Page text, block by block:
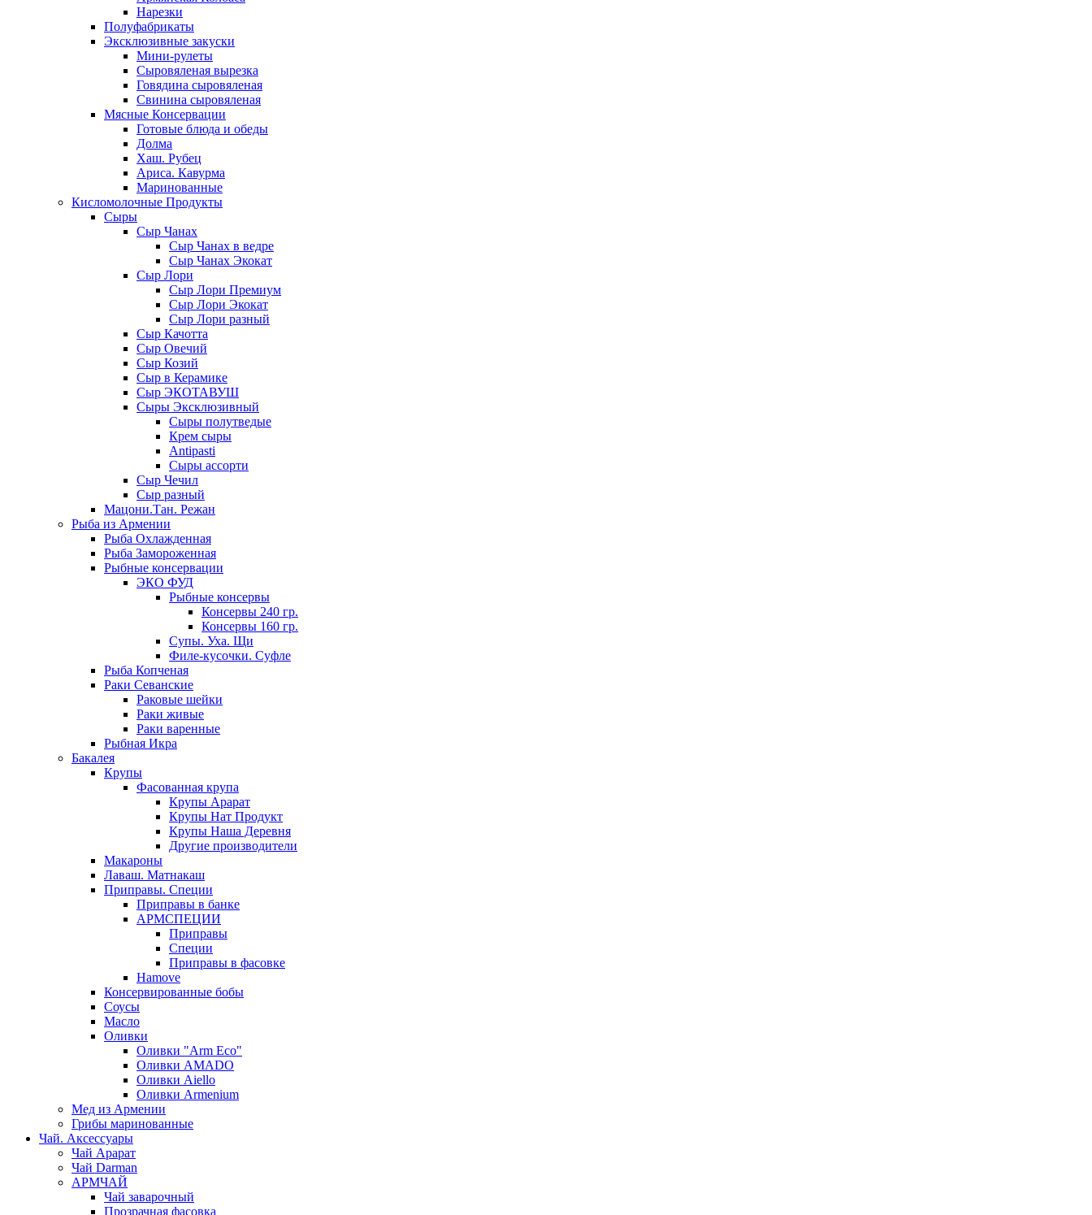
Нарезки
Полуфабрикаты
Эксклюзивные закуски
Мини-рулеты
Сыровяленая вырезка
Говядина сыровяленая
Свинина сыровяленая
Мясные Консервации
Готовые блюда и обеды
Долма
Хаш. Рубец
Ариса. Кавурма
Маринованные
Кисломолочные Продукты
Сыры
Сыр Чанах
Сыр Чанах в ведре
Сыр Чанах Экокат
Сыр Лори
Сыр Лори Премиум
Сыр Лори Экокат
Сыр Лори разный
Сыр Качотта
Сыр Овечий
Сыр Козий
Сыр в Керамике
Сыр ЭКОТАВУШ
Сыры Эксклюзивный
Сыры полутведые
Крем сыры
Antipasti
Сыры ассорти
Сыр Чечил
Сыр разный
Мацони.Тан. Режан
Рыба из Армении
Рыба Охлажденная
Рыба Замороженная
Рыбные консервации
ЭКО ФУД
Рыбные консервы
Консервы 240 гр.
Консервы 160 гр.
Супы. Уха. Щи
Филе-кусочки. Суфле
Рыба Копченая
Раки Севанские
Раковые шейки
Раки живые
Раки варенные
Рыбная Икра
Бакалея
Крупы
Фасованная крупа
Крупы Арарат
Крупы Нат Продукт
Крупы Наша Деревня
Другие производители
Макароны
Лаваш. Матнакаш
Приправы. Специи
Приправы в банке
АРМСПЕЦИИ
Приправы
Специи
Приправы в фасовке
Hamove
Консервированные бобы
Соусы
Масло
Оливки
Оливки "Arm Eco"
Оливки AMADO
Оливки Aiello
Оливки Armenium
Мед из Армении
Грибы маринованные
Чай. Аксессуары
Чай Арарат
Чай Darman
АРМЧАЙ
Чай заварочный
Прозрачная фасовка